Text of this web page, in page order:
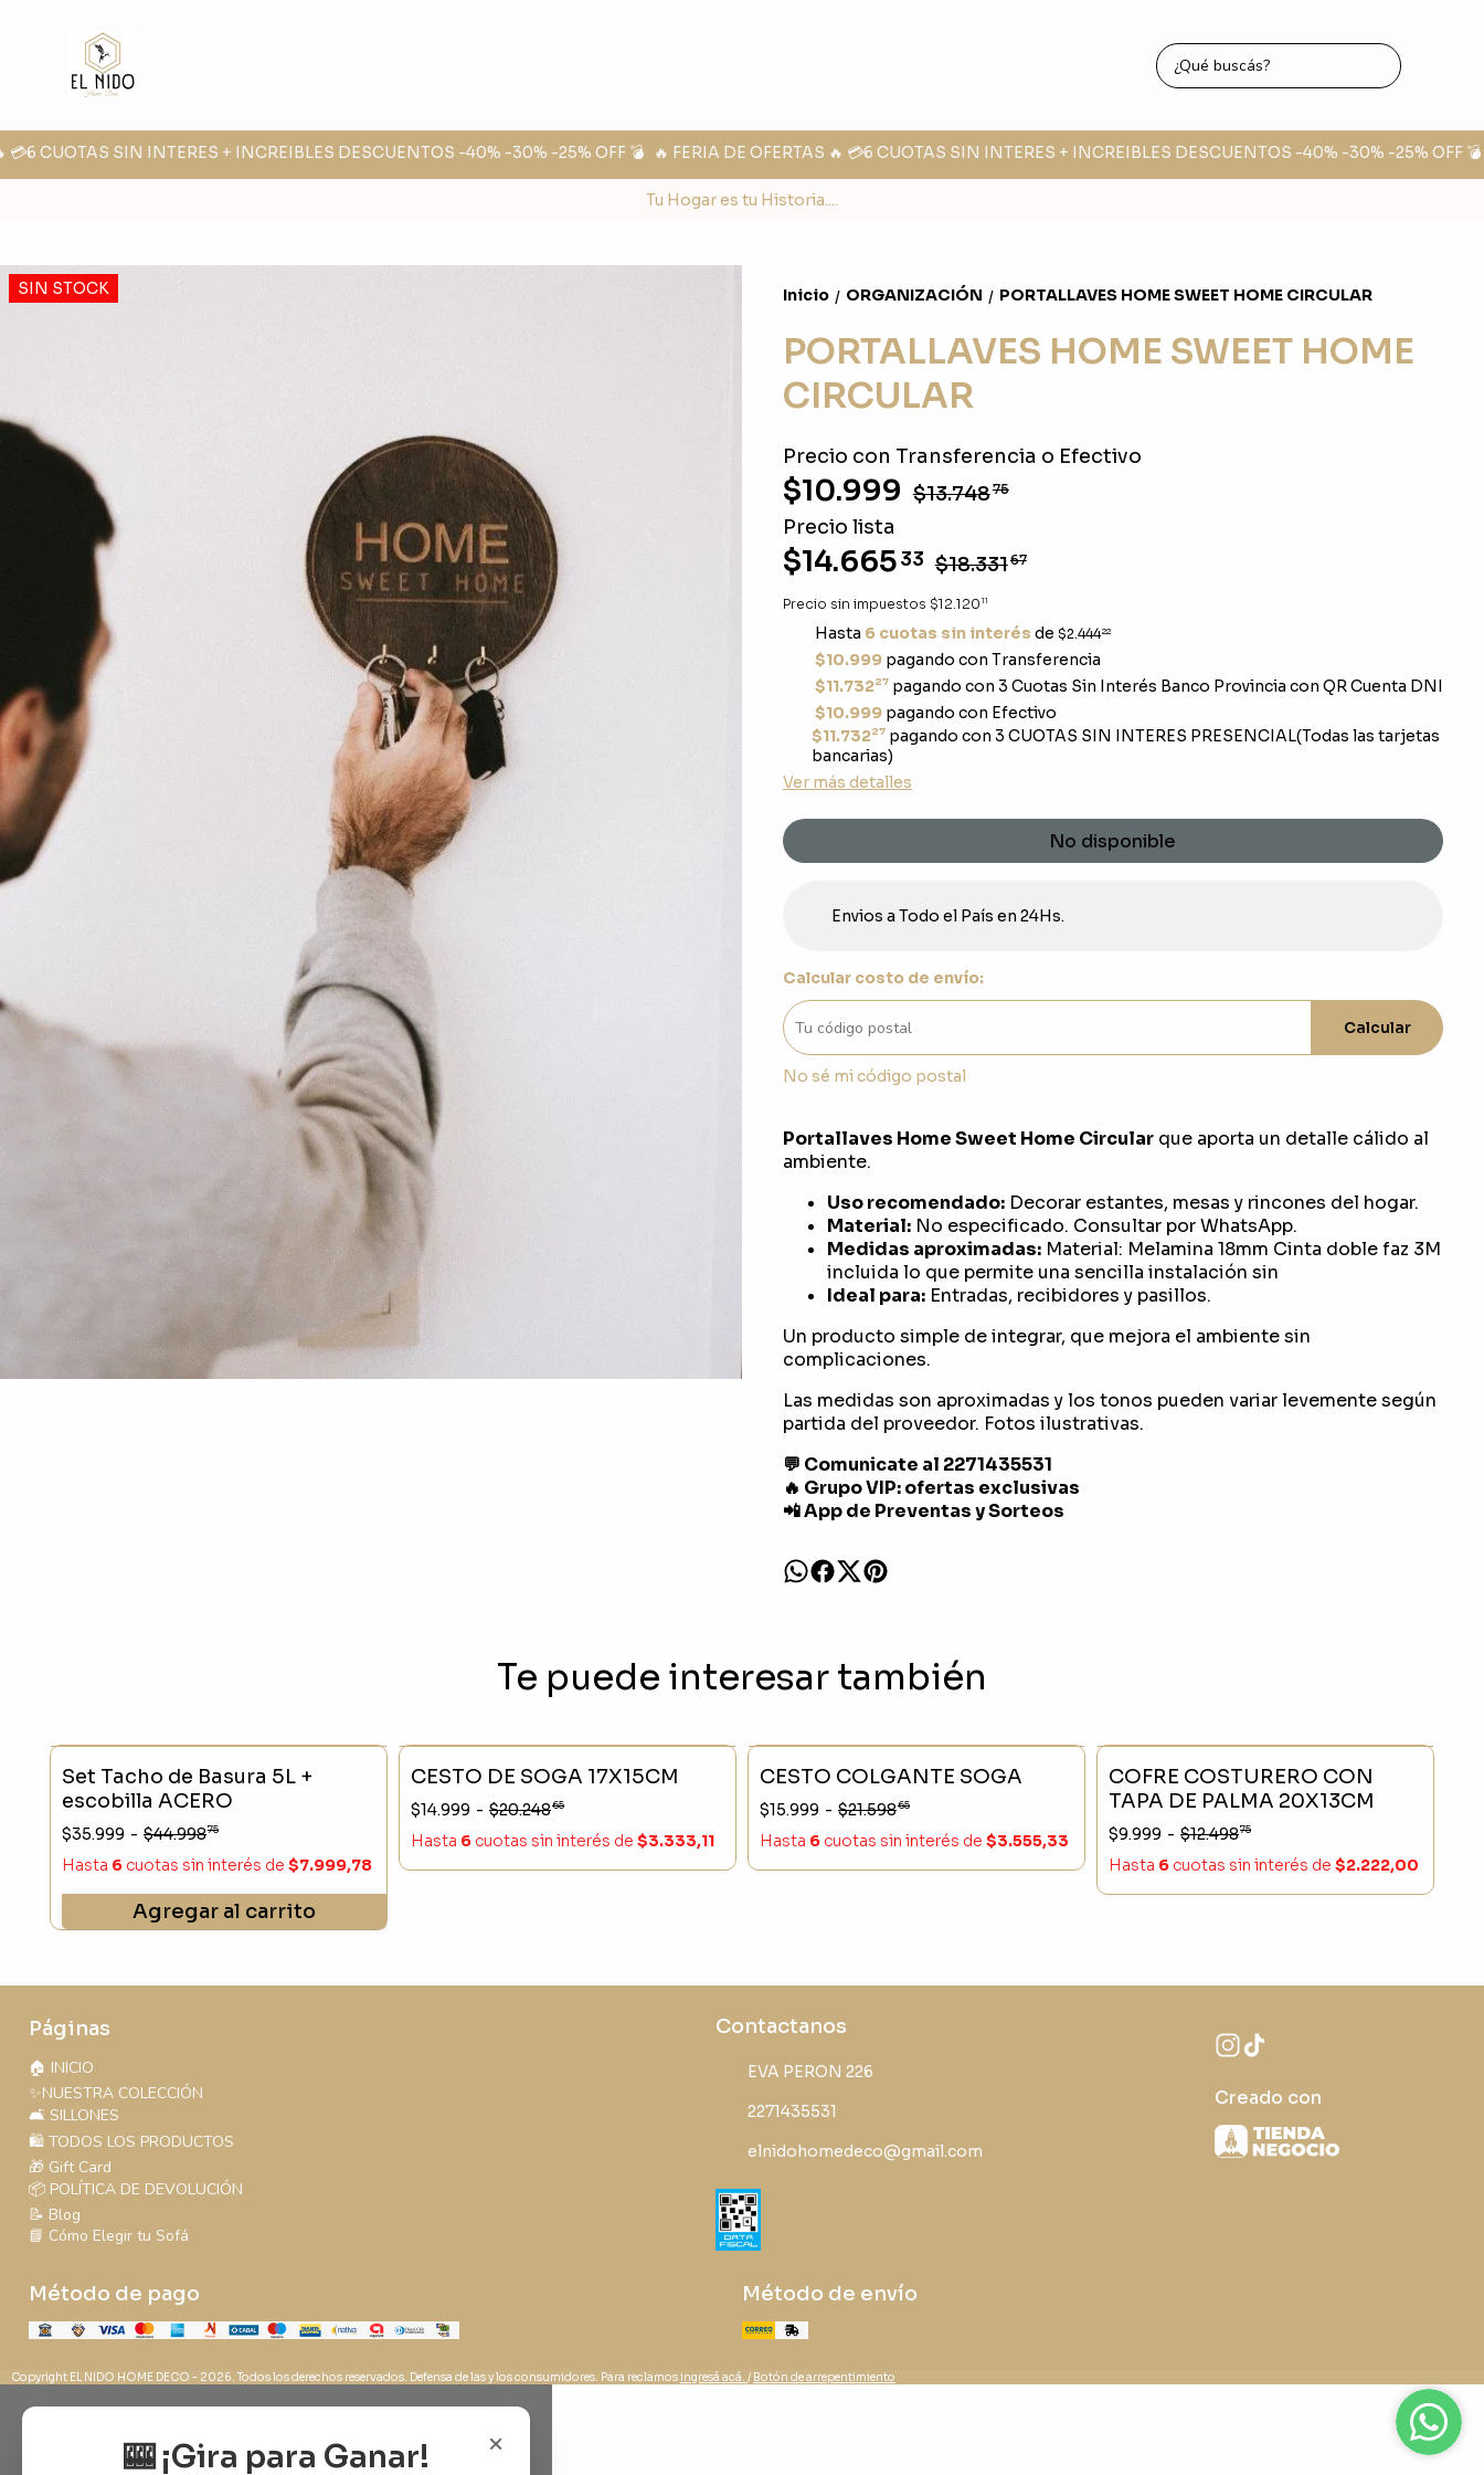
CUOTAS SIN INTERES + INCREIBLES DESCUENTOS -40% -30% -25% OFF 💣 🔥 FERIA DE OFERTAS 🔥 💳6 CUOTAS SIN INTERES + INCREIBLES DESCUENTOS -40% -30% -25% OFF 💣
Tu Hogar es tu Historia....
SIN STOCK Inicio / ORGANIZACIÓN / PORTALLAVES HOME SWEET HOME CIRCULAR
PORTALLAVES HOME SWEET HOME
CIRCULAR
Precio con Transferencia o Efectivo
$10.999 $13.74875
Precio lista
$14.66533 $18.33167
Precio sin impuestos $12.120 11
Hasta 6 cuotas sin interés de $2.44422
$10.999pagando con Transferencia
$11.73227pagando con 3 Cuotas Sin Interés Banco Provincia con QR Cuenta DNI
$10.999pagando con Efectivo
$11.73227 pagando con 3 CUOTAS SIN INTERES PRESENCIAL(Todas las tarjetas
bancarias)
Ver más detalles
No disponible
Envios a Todo el País en 24Hs.
Calcular costo de envío:
Calcular
No sé mi código postal
Portallaves Home Sweet Home Circularque aporta un detalle cálido al
ambiente.
Uso recomendado:Decorar estantes, mesas y rincones del hogar.
Material:No especificado. Consultar por WhatsApp.
Medidas aproximadas:Material: Melamina 18mm Cinta doble faz 3M
incluida lo que permite una sencilla instalación sin
Ideal para:Entradas, recibidores y pasillos.
Un producto simple de integrar, que mejora el ambiente sin
complicaciones.
Las medidas son aproximadas y los tonos pueden variar levemente según
partida del proveedor. Fotos ilustrativas.
💬 Comunicate al 2271435531
🔥 Grupo VIP: ofertas exclusivas
📲 App de Preventas y Sorteos
Te puede interesar también
Set Tacho de Basura 5L +
escobilla ACERO
$35.999 - $44.99875
Hasta 6 cuotas sin interés de $7.999,78
Agregar al carrito
SIN STOCK - 25 %
CESTO DE SOGA 17X15CM
$14.999 - $20.24865
Hasta 6 cuotas sin interés de $3.333,11
SIN STOCK
CESTO COLGANTE SOGA
$15.999 - $21.59865
Hasta 6 cuotas sin interés de $3.555,33
SIN STOCK - 20 %
COFRE COSTURERO CON
TAPA DE PALMA 20X13CM
$9.999 - $12.49875
Hasta 6 cuotas sin interés de $2.222,00
Páginas
🏠 INICIO
✨NUESTRA COLECCIÓN
🛋️ SILLONES
🛍️ TODOS LOS PRODUCTOS
🎁 Gift Card
📦 POLÍTICA DE DEVOLUCIÓN
📝 Blog
📘 Cómo Elegir tu Sofá
Contactanos
EVA PERON 226
2271435531
elnidohomedeco@gmail.com
Creado con
Método de pago Método de envío
Copyright EL NIDO HOME DECO - 2026. Todos los derechos reservados. Defensa de las y los consumidores. Para reclamosingresá acá. / Botón de arrepentimiento
×
🎰 ¡Gira para Ganar!